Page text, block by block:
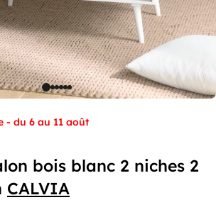
- du 6 au 11 août
bois blanc 2 niches 2
CALVIA